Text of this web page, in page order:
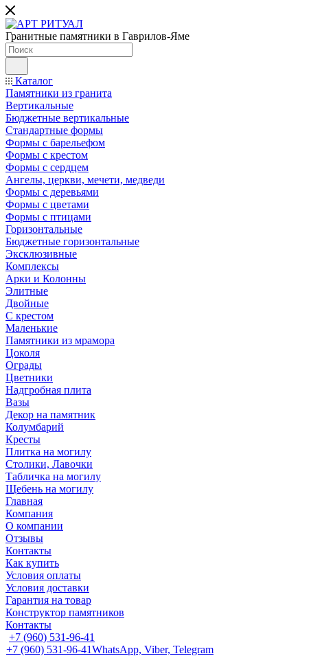
Гранитные памятники в Гаврилов-Яме
Каталог
Памятники из гранита
Вертикальные
Бюджетные вертикальные
Стандартные формы
Формы с барельефом
Формы с крестом
Формы с сердцем
Ангелы, церкви, мечети, медведи
Формы с деревьями
Формы с цветами
Формы с птицами
Горизонтальные
Бюджетные горизонтальные
Эксклюзивные
Комплексы
Арки и Колонны
Элитные
Двойные
С крестом
Маленькие
Памятники из мрамора
Цоколя
Ограды
Цветники
Надгробная плита
Вазы
Декор на памятник
Колумбарий
Кресты
Плитка на могилу
Столики, Лавочки
Табличка на могилу
Щебень на могилу
Главная
Компания
О компании
Отзывы
Контакты
Как купить
Условия оплаты
Условия доставки
Гарантия на товар
Конструктор памятников
Контакты
+7 (960) 531-96-41
+7 (960) 531-96-41WhatsApp, Viber, Telegram